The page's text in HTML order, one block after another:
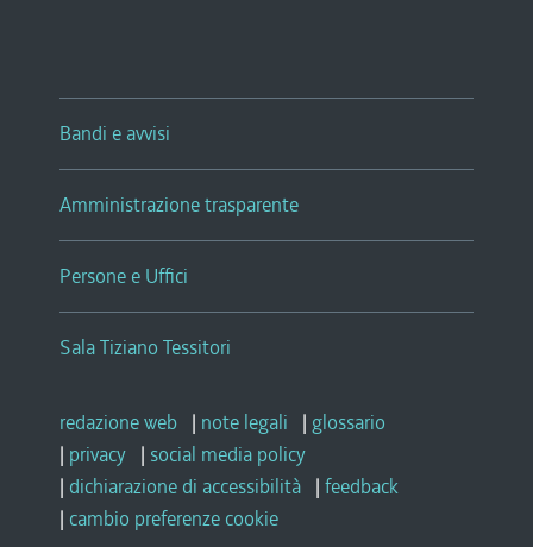
Bandi e avvisi
Amministrazione trasparente
Persone e Uffici
Sala Tiziano Tessitori
redazione web | note legali | glossario
| privacy | social media policy
| dichiarazione di accessibilità | feedback
| cambio preferenze cookie